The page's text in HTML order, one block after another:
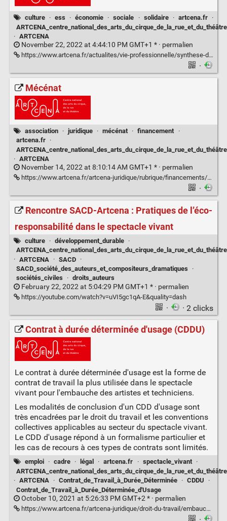
culture · ess · économie · sociale · solidaire · artcena.fr
·
ARTCENA_centre_national_des_arts_du_cirque_de_la_rue_et_du_théâtre
· ARTCENA
November 22, 2022 at 4:44:10 PM GMT+1 * · permalien
https://www.artcena.fr/actualites/vie-professionnelle/synthese-des-ateliers-des-5e-rencontres-culture-et-ess
·
Mécénat
association · juridique · mécénat · financement
·
artcena.fr
·
ARTCENA_centre_national_des_arts_du_cirque_de_la_rue_et_du_théâtre
· ARTCENA
November 14, 2022 at 8:10:14 AM GMT+1 * · permalien
https://www.artcena.fr/artcena-juridique/rubrique/financements/mecenat#:~:text=Le%20m%C3%A9c%C3%A9nat%20est%20d%C3%A9fini%20comme,la%20terminologie%20%C3%A9conomique%20et%20financi%C3%A8re)
·
Rencontre SACD-Artcena : Pratiques de l’éco-
responsabilité dans le spectacle vivant
culture · développement_durable
·
ARTCENA_centre_national_des_arts_du_cirque_de_la_rue_et_du_théâtre
· ARTCENA · SACD
·
SACD_société_des_auteurs_et_compositeurs_dramatiques
·
sociétés_civiles
· droits_auteurs
February 22, 2022 at 5:04:29 PM GMT+1 * · permalien
https://youtube.com/watch?v=uVI5gc1qA-E&quality=dash
· · 2 clicks
Contrat à durée déterminée d'usage (CDDU)
Le contrat à durée déterminée d'usage est la forme de
contrat de travail la plus utilisée dans le spectacle
vivant pour l'embauche des artistes et techniciens.
Les modalités de conclusion d'un CDD d'usage sont
très encadrées par le droit du travail et les conventions
collectives applicables au secteur du spectacle vivant.
Le CDD d'usage répond à un formalisme particulier et
les cas de recours à ces types de contrats sont limités.
emploi · cadre · légal · artcena.fr · spectacle_vivant
·
ARTCENA_centre_national_des_arts_du_cirque_de_la_rue_et_du_théâtre
· ARTCENA · Contrat_de_Travail_à_Durée_Déterminée · CDDU
·
Contrat_de_Travail_à_Durée_Déterminée_d'Usage
October 10, 2021 at 5:26:33 PM GMT+2 * · permalien
https://www.artcena.fr/artcena-juridique/droit-du-travail/embauche-et-contrats-de-travail/contrat-duree-determinee-dusage-cddu